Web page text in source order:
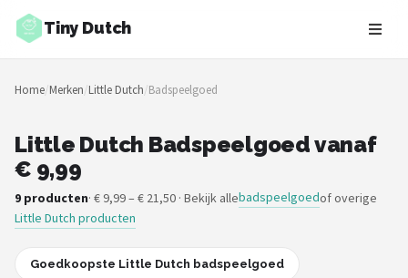
Tiny Dutch
Zoeken
NAVIGATIE
Merken
Blog
Speelgoed
Home/Merken/Little Dutch/Badspeelgoed
Little Dutch Badspeelgoed vanaf
€ 9,99
9 producten· € 9,99 – € 21,50 · Bekijk allebadspeelgoedof overige
Little Dutch producten
Goedkoopste Little Dutch badspeelgoed